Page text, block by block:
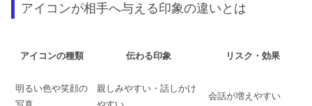
アイコンが相手へ与える印象の違いとは
アイコンの種類 伝わる印象 リスク・効果
明るい色や笑顔の
親しみやすい・話しかけ
会話が増えやすい